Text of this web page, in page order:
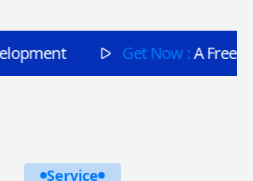
Get Now : A Free Consultation
Service